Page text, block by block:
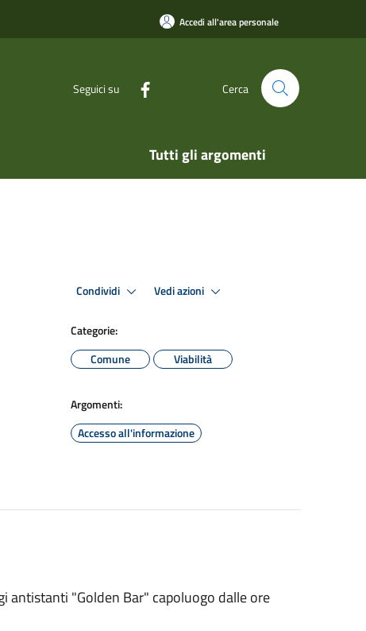
Accedi all'area personale
Seguici su Cerca
Tutti gli argomenti
Condividi Vedi azioni
Categorie:
Comune
Viabilità
Argomenti:
Accesso all'informazione
antistanti "Golden Bar" capoluogo dalle ore